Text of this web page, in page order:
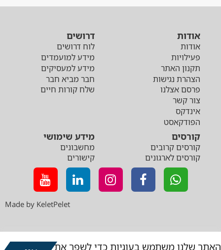
אודות
אודות
פעילויות
תקנון האתר
הצהרת נגישות
פרסם אצלנו
צור קשר
אינדקס
הפודקאסט
דרושים
לוח דרושים
מידע למועמדים
מידע למעסיקים
חבר מביא חבר
שלח קורות חיים
קורסים
קורסים קרובים
קורסים לארגונים
מידע שימושי
מחשבונים
קישורים
Made by KeletPelet
האתר שלנו משתמש בעוגיות כדי לשפר את